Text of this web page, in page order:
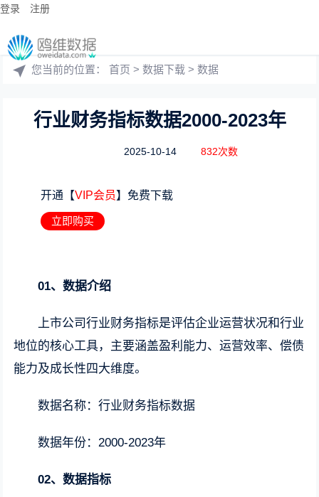
登录 注册
您当前的位置：首页 >数据下载 >数据
行业财务指标数据2000-2023年
2025-10-14 832次数
开通【VIP会员】免费下载
立即购买
01、数据介绍
上市公司行业财务指标是评估企业运营状况和行业
地位的核心工具，主要涵盖盈利能力、运营效率、偿债
能力及成长性四大维度。
数据名称：行业财务指标数据
数据年份：2000-2023年
02、数据指标